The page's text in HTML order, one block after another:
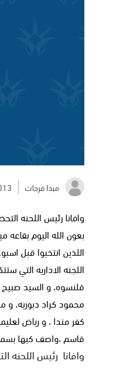
مبدا فرحات
وافانا رئيس اللحنه
بعون الله اليوم بقاعه
قلنسوه، و السيد
محمود كراد دبوريه،
كفر مندا ، و رياض
قاسم ،واصف كبها
وافانا رئيس اللحنه